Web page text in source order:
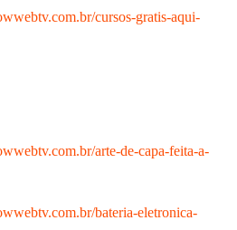
cursos-gratis-aqui-
arte-de-capa-feita-a-
bateria-eletronica-